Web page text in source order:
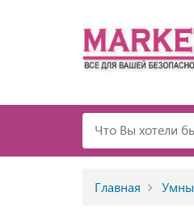
Главная